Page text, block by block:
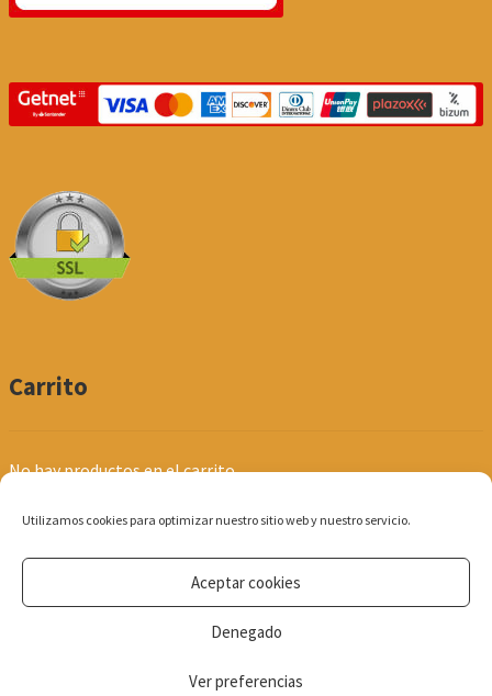
Utilizamos cookies para optimizar nuestro sitio web y nuestro servicio.
Aceptar cookies
Denegado
Ver preferencias
Carrito
No hay productos en el carrito.
© Produpel | Productos de Peluquería y Estética 2026